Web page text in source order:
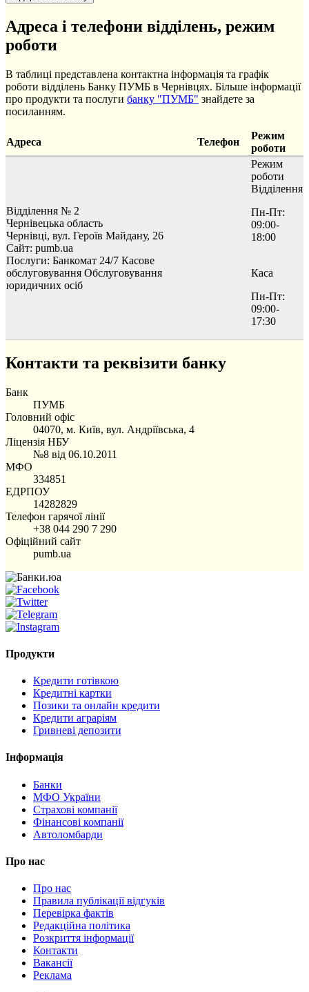
Адреса і телефони відділень, режим
роботи
В таблиці представлена контактна інформація та графік
роботи відділень Банку ПУМБ в Чернівцях. Більше інформації
про продукти та послуги банку "ПУМБ" знайдете за
посиланням.
Адреса Телефон
Режим
роботи
Відділення № 2
Чернівецька область
Чернівці, вул. Героїв Майдану, 26
Сайт: pumb.ua
Послуги: Банкомат 24/7 Касове
обслуговування Обслуговування
юридичних осіб
Режим
роботи
Відділення
Пн-Пт:
09:00-
18:00
Каса
Пн-Пт:
09:00-
17:30
Контакти та реквізити банку
Банк
ПУМБ
Головний офіс
04070, м. Київ, вул. Андріївська, 4
Ліцензія НБУ
№8 від 06.10.2011
МФО
334851
ЕДРПОУ
14282829
Телефон гарячої лінії
+38 044 290 7 290
Офіційний сайт
pumb.ua
Продукти
Кредити готівкою
Кредитні картки
Позики та онлайн кредити
Кредити аграріям
Гривневі депозити
Інформація
Банки
МФО України
Страхові компанії
Фінансові компанії
Автоломбарди
Про нас
Про нас
Правила публікації відгуків
Перевірка фактів
Редакційна політика
Розкриття інформації
Контакти
Вакансії
Реклама